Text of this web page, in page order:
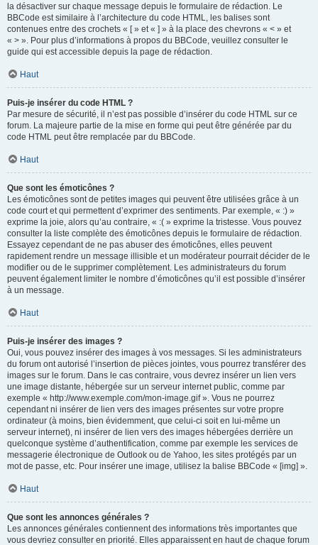
la désactiver sur chaque message depuis le formulaire de rédaction. Le
BBCode est similaire à l’architecture du code HTML, les balises sont
contenues entre des crochets « [ » et « ] » à la place des chevrons « < » et
« > ». Pour plus d’informations à propos du BBCode, veuillez consulter le
guide qui est accessible depuis la page de rédaction.
Haut
Puis-je insérer du code HTML ?
Par mesure de sécurité, il n’est pas possible d’insérer du code HTML sur ce
forum. La majeure partie de la mise en forme qui peut être générée par du
code HTML peut être remplacée par du BBCode.
Haut
Que sont les émoticônes ?
Les émoticônes sont de petites images qui peuvent être utilisées grâce à un
code court et qui permettent d’exprimer des sentiments. Par exemple, « :) »
exprime la joie, alors qu’au contraire, « :( » exprime la tristesse. Vous pouvez
consulter la liste complète des émoticônes depuis le formulaire de rédaction.
Essayez cependant de ne pas abuser des émoticônes, elles peuvent
rapidement rendre un message illisible et un modérateur pourrait décider de le
modifier ou de le supprimer complètement. Les administrateurs du forum
peuvent également limiter le nombre d’émoticônes qu’il est possible d’insérer
à un message.
Haut
Puis-je insérer des images ?
Oui, vous pouvez insérer des images à vos messages. Si les administrateurs
du forum ont autorisé l’insertion de pièces jointes, vous pourrez transférer des
images sur le forum. Dans le cas contraire, vous devrez insérer un lien vers
une image distante, hébergée sur un serveur internet public, comme par
exemple « http://www.exemple.com/mon-image.gif ». Vous ne pourrez
cependant ni insérer de lien vers des images présentes sur votre propre
ordinateur (à moins, bien évidemment, que celui-ci soit en lui-même un
serveur internet), ni insérer de lien vers des images hébergées derrière un
quelconque système d’authentification, comme par exemple les services de
messagerie électronique de Outlook ou de Yahoo, les sites protégés par un
mot de passe, etc. Pour insérer une image, utilisez la balise BBCode « [img] ».
Haut
Que sont les annonces générales ?
Les annonces générales contiennent des informations très importantes que
vous devriez consulter en priorité. Elles apparaissent en haut de chaque forum